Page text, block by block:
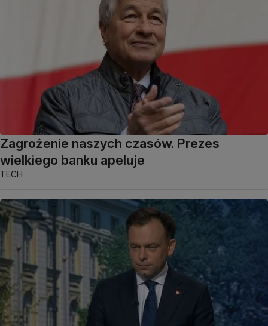
Zagrożenie naszych czasów. Prezes
wielkiego banku apeluje
TECH